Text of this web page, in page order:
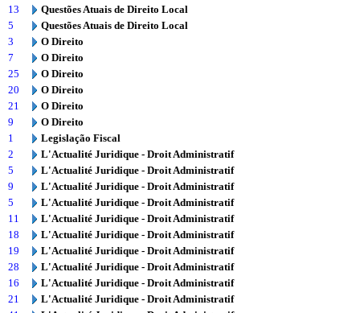
13
Questões Atuais de Direito Local
5
Questões Atuais de Direito Local
3
O Direito
7
O Direito
25
O Direito
20
O Direito
21
O Direito
9
O Direito
1
Legislação Fiscal
2
L'Actualité Juridique - Droit Administratif
5
L'Actualité Juridique - Droit Administratif
9
L'Actualité Juridique - Droit Administratif
5
L'Actualité Juridique - Droit Administratif
11
L'Actualité Juridique - Droit Administratif
18
L'Actualité Juridique - Droit Administratif
19
L'Actualité Juridique - Droit Administratif
28
L'Actualité Juridique - Droit Administratif
16
L'Actualité Juridique - Droit Administratif
21
L'Actualité Juridique - Droit Administratif